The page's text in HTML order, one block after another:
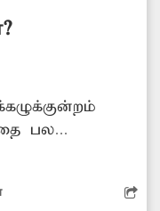
துறை
பல
ஆனால்
அந்த